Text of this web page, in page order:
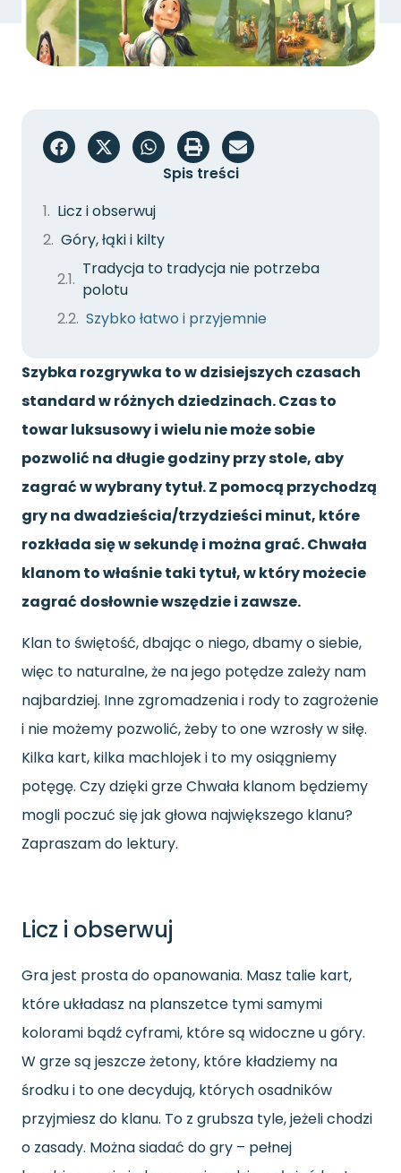
Spis treści
Licz i obserwuj
Góry, łąki i kilty
Tradycja to tradycja nie potrzeba
polotu
Szybko łatwo i przyjemnie
Szybka rozgrywka to w dzisiejszych czasach
standard w różnych dziedzinach. Czas to
towar luksusowy i wielu nie może sobie
pozwolić na długie godziny przy stole, aby
zagrać w wybrany tytuł. Z pomocą przychodzą
gry na dwadzieścia/trzydzieści minut, które
rozkłada się w sekundę i można grać. Chwała
klanom to właśnie taki tytuł, w który możecie
zagrać dosłownie wszędzie i zawsze.
Klan to świętość, dbając o niego, dbamy o siebie,
więc to naturalne, że na jego potędze zależy nam
najbardziej. Inne zgromadzenia i rody to zagrożenie
i nie możemy pozwolić, żeby to one wzrosły w siłę.
Kilka kart, kilka machlojek i to my osiągniemy
potęgę. Czy dzięki grze Chwała klanom będziemy
mogli poczuć się jak głowa największego klanu?
Zapraszam do lektury.
Licz i obserwuj
Gra jest prosta do opanowania. Masz talie kart,
które układasz na planszetce tymi samymi
kolorami bądź cyframi, które są widoczne u góry.
W grze są jeszcze żetony, które kładziemy na
środku i to one decydują, których osadników
przyjmiesz do klanu. To z grubsza tyle, jeżeli chodzi
o zasady. Można siadać do gry – pełnej